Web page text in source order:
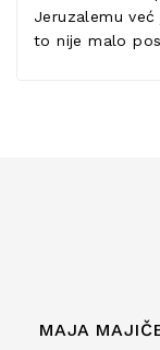
Jeruzalemu
to nije malo
MAJA